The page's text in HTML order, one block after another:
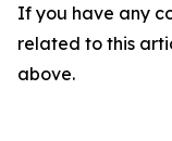
If you have any
related to this
above.